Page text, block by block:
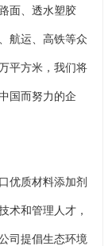
面、透水塑胶
航运、高铁等众
平方米，我们将
国而努力的企
质材料添加剂
术和管理人才，
司提倡生态环境